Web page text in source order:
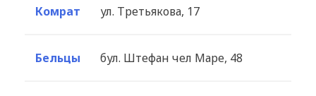
Комрат ул. Третьякова, 17
Бельцы бул. Штефан чел Маре, 48